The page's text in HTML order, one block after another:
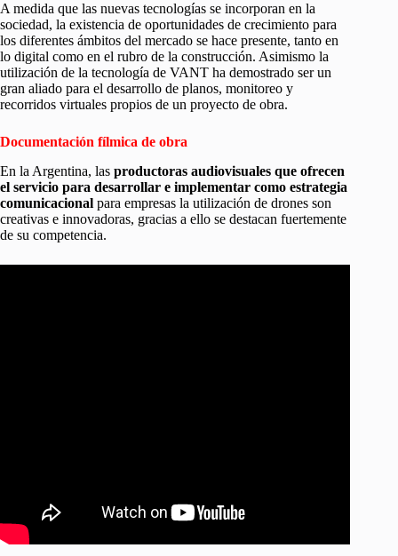
A medida que las nuevas tecnologías se incorporan en la
sociedad, la existencia de oportunidades de crecimiento para
los diferentes ámbitos del mercado se hace presente, tanto en
lo digital como en el rubro de la construcción. Asimismo la
utilización de la tecnología de VANT ha demostrado ser un
gran aliado para el desarrollo de planos, monitoreo y
recorridos virtuales propios de un proyecto de obra.
Documentación fílmica de obra
En la Argentina, las productoras audiovisuales que ofrecen
el servicio para desarrollar e implementar como estrategia
comunicacional para empresas la utilización de drones son
creativas e innovadoras, gracias a ello se destacan fuertemente
de su competencia.